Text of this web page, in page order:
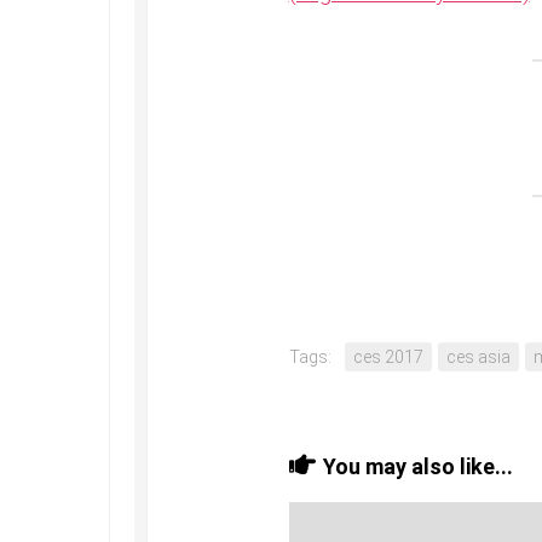
Tags: ces 2017 ces asia
You may also like...